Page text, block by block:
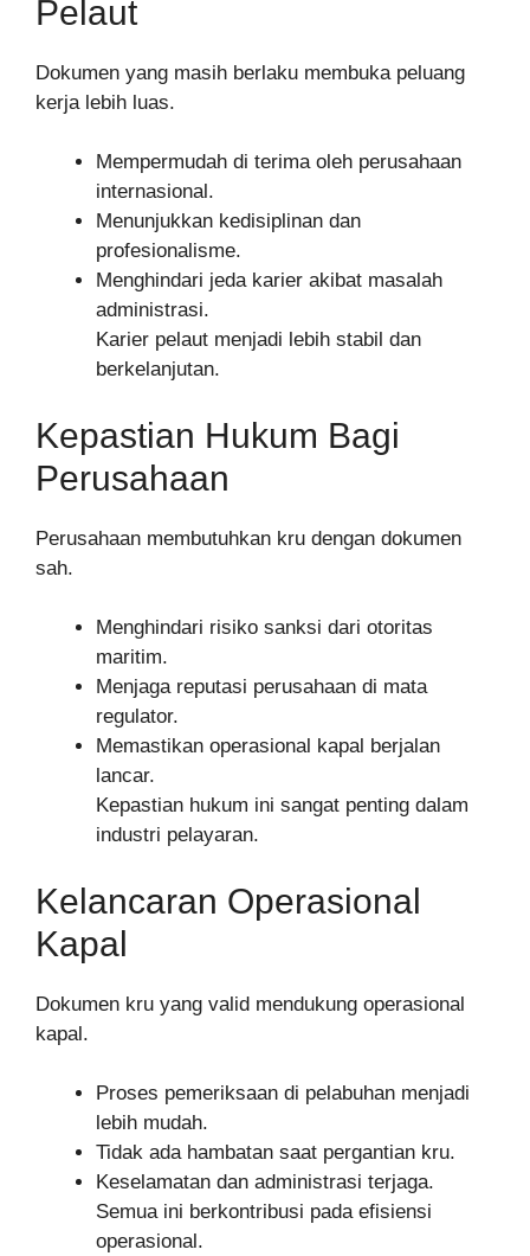
Pelaut
Dokumen yang masih berlaku membuka peluang
kerja lebih luas.
Mempermudah di terima oleh perusahaan
internasional.
Menunjukkan kedisiplinan dan
profesionalisme.
Menghindari jeda karier akibat masalah
administrasi.
Karier pelaut menjadi lebih stabil dan
berkelanjutan.
Kepastian Hukum Bagi
Perusahaan
Perusahaan membutuhkan kru dengan dokumen
sah.
Menghindari risiko sanksi dari otoritas
maritim.
Menjaga reputasi perusahaan di mata
regulator.
Memastikan operasional kapal berjalan
lancar.
Kepastian hukum ini sangat penting dalam
industri pelayaran.
Kelancaran Operasional
Kapal
Dokumen kru yang valid mendukung operasional
kapal.
Proses pemeriksaan di pelabuhan menjadi
lebih mudah.
Tidak ada hambatan saat pergantian kru.
Keselamatan dan administrasi terjaga.
Semua ini berkontribusi pada efisiensi
operasional.